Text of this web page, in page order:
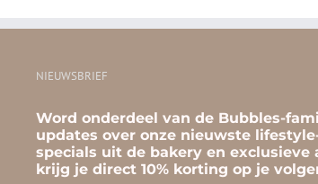
NIEUWSBRIEF
Word onderdeel van de Bubbles-
updates over onze nieuwste
specials uit de bakery en exclusieve
krijg je direct 10% korting op je